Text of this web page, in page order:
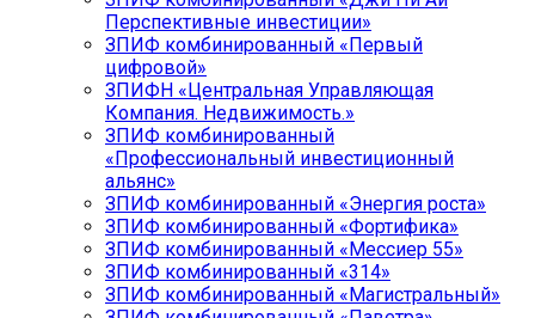
Перспективные инвестиции»
ЗПИФ комбинированный «Первый
цифровой»
ЗПИФН «Центральная Управляющая
Компания. Недвижимость.»
ЗПИФ комбинированный
«Профессиональный инвестиционный
альянс»
ЗПИФ комбинированный «Энергия роста»
ЗПИФ комбинированный «Фортифика»
ЗПИФ комбинированный «Мессиер 55»
ЗПИФ комбинированный «314»
ЗПИФ комбинированный «Магистральный»